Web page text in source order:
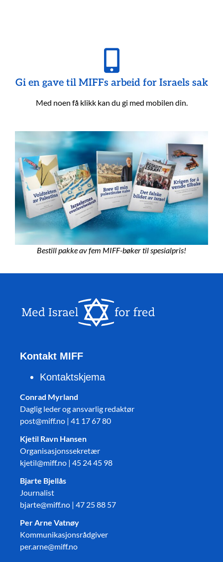
Gi en gave til MIFFs arbeid for Israels sak
Med noen få klikk kan du gi med mobilen din.
Bestill pakke av fem MIFF-bøker til spesialpris!
Kontakt MIFF
Kontaktskjema
Conrad Myrland
Daglig leder og ansvarlig redaktør
post@miff.no | 41 17 67 80
Kjetil Ravn Hansen
Organisasjonssekretær
kjetil@miff.no | 45 24 45 98
Bjarte Bjellås
Journalist
bjarte@miff.no | 47 25 88 57
Per Arne Vatnøy
Kommunikasjonsrådgiver
per.arne@miff.no